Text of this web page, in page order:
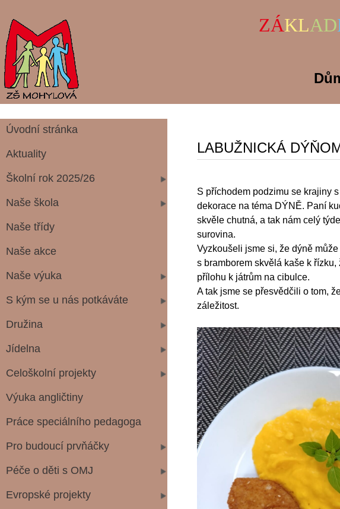
ZÁKLAD
Úvodní stránka
Aktuality
Školní rok 2025/26
Naše škola
Naše třídy
Naše akce
Naše výuka
S kým se u nás potkáváte
Družina
Jídelna
Celoškolní projekty
Výuka angličtiny
Práce speciálního pedagoga
Pro budoucí prvňáčky
Péče o děti s OMJ
Evropské projekty
LABUŽNICKÁ
S příchodem podzimu se krajiny
dekorace na téma DÝNĚ. Paní
skvěle chutná, a tak nám celý
surovina.
Vyzkoušeli jsme si, že dýně
s bramborem skvělá kaše k
přílohu k játrům na cibulce.
A tak jsme se přesvědčili o tom,
záležitost.